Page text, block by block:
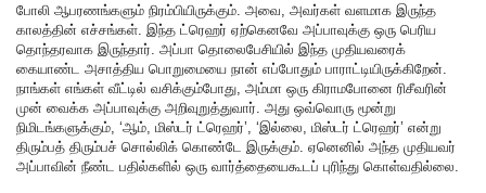
போலி ஆபரணங்களும் நிரம்பியிருக்கும். அவை, அவர்கள் வளமாக இருந்த
காலத்தின் எச்சங்கள். இந்த ட்ரெஹர் ஏற்கெனவே அப்பாவுக்கு ஒரு பெரிய
தொந்தரவாக இருந்தார். அப்பா தொலைபேசியில் இந்த முதியவரைக்
கையாண்ட அசாத்திய பொறுமையை நான் எப்போதும் பாராட்டியிருக்கிறேன்.
நாங்கள் எங்கள் வீட்டில் வசிக்கும்போது, ​​அம்மா ஒரு கிராமபோனை ரிசீவரின்
முன் வைக்க அப்பாவுக்கு அறிவுறுத்துவார். அது ஒவ்வொரு மூன்று
நிமிடங்களுக்கும், ‘ஆம், மிஸ்டர் ட்ரெஹர்’, ‘இல்லை, மிஸ்டர் ட்ரெஹர்’ என்று
திரும்பத் திரும்பச் சொல்லிக் கொண்டே இருக்கும். ஏனெனில் அந்த முதியவர்
அப்பாவின் நீண்ட பதில்களில் ஒரு வார்த்தையைகூடப் புரிந்து கொள்வதில்லை.